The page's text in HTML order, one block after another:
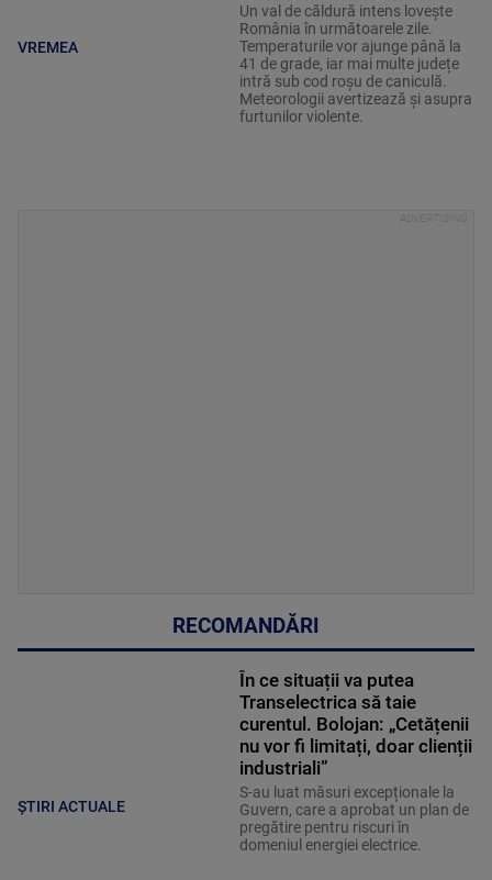
VREMEA
Un val de căldură intens lovește
România în următoarele zile.
Temperaturile vor ajunge până la
41 de grade, iar mai multe județe
intră sub cod roșu de caniculă.
Meteorologii avertizează și asupra
furtunilor violente.
RECOMANDĂRI
ȘTIRI ACTUALE
În ce situații va putea
Transelectrica să taie
curentul. Bolojan: „Cetățenii
nu vor fi limitați, doar clienții
industriali”
S-au luat măsuri excepționale la
Guvern, care a aprobat un plan de
pregătire pentru riscuri în
domeniul energiei electrice.